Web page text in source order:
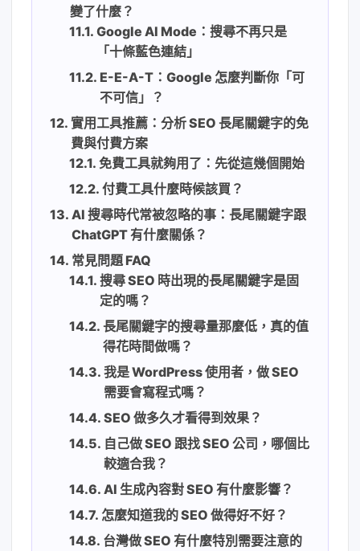
變了什麼？
Google AI Mode：搜尋不再只是
「十條藍色連結」
E-E-A-T：Google 怎麼判斷你「可
不可信」？
實用工具推薦：分析 SEO 長尾關鍵字的免
費與付費方案
免費工具就夠用了：先從這幾個開始
付費工具什麼時候該買？
AI 搜尋時代常被忽略的事：長尾關鍵字跟
ChatGPT 有什麼關係？
常見問題 FAQ
搜尋 SEO 時出現的長尾關鍵字是固
定的嗎？
長尾關鍵字的搜尋量那麼低，真的值
得花時間做嗎？
我是 WordPress 使用者，做 SEO
需要會寫程式嗎？
SEO 做多久才看得到效果？
自己做 SEO 跟找 SEO 公司，哪個比
較適合我？
AI 生成內容對 SEO 有什麼影響？
怎麼知道我的 SEO 做得好不好？
台灣做 SEO 有什麼特別需要注意的